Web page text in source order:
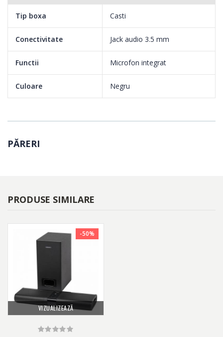
– Interval frecvență: 50 Hz-16 kHz
Tip mufa : 3.5mm*1
Lungime cablu : 2m
Telecomanda pe fir pentru controlul volumului și microfonului
Tip boxa Casti
Conectivitate Jack audio 3.5 mm
Functii Microfon integrat
Culoare Negru
PĂRERI
PRODUSE SIMILARE
VIZUALIZEAZĂ
-50%